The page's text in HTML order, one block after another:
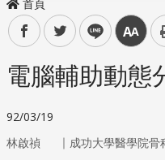
首頁
facebooktwitter line 中
電腦輔助動態
92/03/19
林啟禎 ｜ 成功大學醫學院骨